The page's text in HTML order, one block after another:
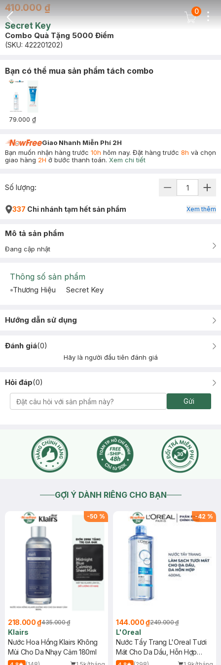
Back Icon
Cart Icon
0
410.000 ₫
Secret Key
Combo Quà Tặng 5000 Điểm
(SKU: 422201202)
Bạn có thể mua sản phẩm tách combo
79.000 ₫
Giao Nhanh Miễn Phí 2H
Bạn muốn nhận hàng trước 10h hôm nay. Đặt hàng trước 8h và chọn
giao hàng 2H ở bước thanh toán. Xem chi tiết
Số lượng:
337 Chi nhánh tạm hết sản phẩm Xem thêm
Mô tả sản phẩm
Đang cập nhật
Thông số sản phẩm
Thương Hiệu Secret Key
Hướng dẫn sử dụng
Đánh giá(0)
Hãy là người đầu tiên đánh giá
Hỏi đáp(0)
Gửi
GỢI Ý DÀNH RIÊNG CHO BẠN
-50 %
218.000 ₫435.000 ₫
Klairs
Nước Hoa Hồng Klairs Không
Mùi Cho Da Nhạy Cảm 180ml
-42 %
144.000 ₫249.000 ₫
L'Oreal
Nước Tẩy Trang L'Oreal Tươi
Mát Cho Da Dầu, Hỗn Hợp
400ml